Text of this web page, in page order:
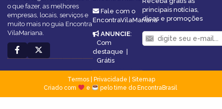
o que fazer, as melhores
empresas, locais, serviços e
muito mais no guia Encontra
VilaMariana.
Fale com o
EncontraVilaMariana
ANUNCIE:
Com
destaque |
Grátis
principais notícias,
dicas e promoções
Termos| Privacidade
Sitemap
Criado com
e pelo time do EncontraBrasil